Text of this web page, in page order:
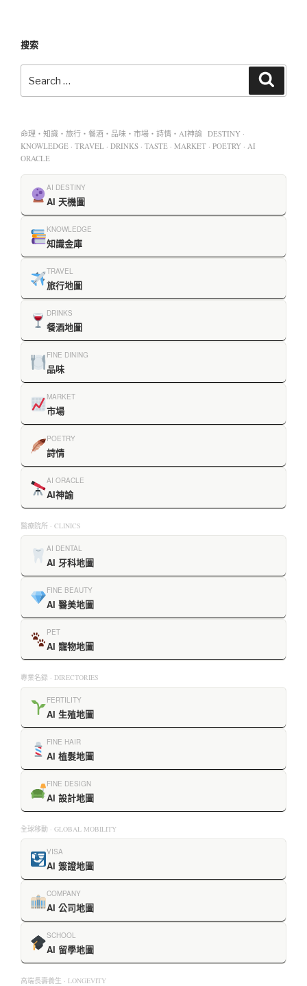
搜索
命理・知識・旅行・餐酒・品味・市場・詩情・AI神諭 DESTINY ·
KNOWLEDGE · TRAVEL · DRINKS · TASTE · MARKET · POETRY · AI
ORACLE
AI DESTINY
AI 天機圖
KNOWLEDGE
知識金庫
TRAVEL
旅行地圖
DRINKS
餐酒地圖
FINE DINING
品味
MARKET
市場
POETRY
詩情
AI ORACLE
AI神諭
醫療院所 · CLINICS
AI DENTAL
AI 牙科地圖
FINE BEAUTY
AI 醫美地圖
PET
AI 寵物地圖
專業名錄 · DIRECTORIES
FERTILITY
AI 生殖地圖
FINE HAIR
AI 植髮地圖
FINE DESIGN
AI 設計地圖
全球移動 · GLOBAL MOBILITY
VISA
AI 簽證地圖
COMPANY
AI 公司地圖
SCHOOL
AI 留學地圖
高端長壽養生 · LONGEVITY